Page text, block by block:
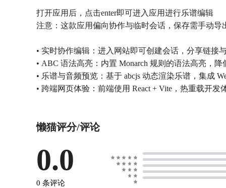
打开应用后，点击enter即可进入应用进行乐谱编辑
注意：这款应用偏向协作与临时会话，保存需手动
• 实时协作编辑：进入网站即可创建会话，分享链接
• ABC 语法高亮：内置 Monarch 规则的语法高亮，
• 乐谱与音频预览：基于 abcjs 动态渲染乐谱，集成
• 跨端网页体验：前端使用 React + Vite，热重载开
懒猫评分/评论
0.0
0 条评论